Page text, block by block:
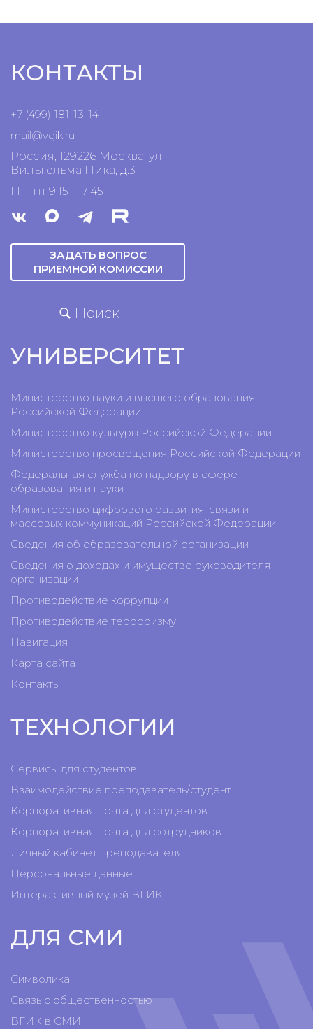
КОНТАКТЫ
+7 (499) 181-13-14
mail@vgik.ru
Россия, 129226 Москва, ул.
Вильгельма Пика, д.3
Пн-пт 9:15 - 17:45
ЗАДАТЬ ВОПРОС
ПРИЕМНОЙ КОМИССИИ
Поиск
УНИВЕРСИТЕТ
Министерство науки и высшего образования
Российской Федерации
Министерство культуры Российской Федерации
Министерство просвещения Российской Федерации
Федеральная служба по надзору в сфере
образования и науки
Министерство цифрового развития, связи и
массовых коммуникаций Российской Федерации
Сведения об образовательной организации
Сведения о доходах и имуществе руководителя
организации
Противодействие коррупции
Противодействие терроризму
Навигация
Карта сайта
Контакты
ТЕХНОЛОГИИ
Сервисы для студентов
Взаимодействие преподаватель/студент
Корпоративная почта для студентов
Корпоративная почта для сотрудников
Личный кабинет преподавателя
Персональные данные
Интерактивный музей ВГИК
ДЛЯ СМИ
Символика
Связь с общественностью
ВГИК в СМИ